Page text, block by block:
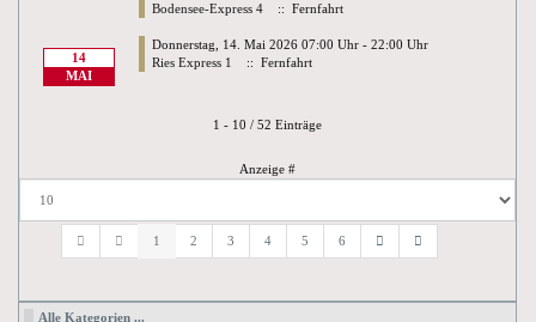
Bodensee-Express 4
:: Fernfahrt
14
MAI
Donnerstag, 14. Mai 2026 07:00 Uhr - 22:00 Uhr
Ries Express 1
:: Fernfahrt
Limite der Paginierungsliste
1 - 10 / 52 Einträge
Anzeige #
1 2 3 4 5 6
Alle Kategorien ...